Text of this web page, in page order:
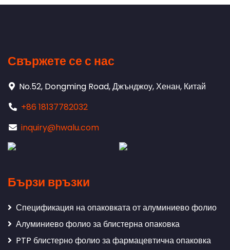
Свържете се с нас
No.52, Dongming Road, Джънджоу, Хенан, Китай
+86 18137782032
inquiry@hwalu.com
Бързи връзки
Спецификация на опаковката от алуминиево фолио
Алуминиево фолио за блистерна опаковка
PTP блистерно фолио за фармацевтична опаковка